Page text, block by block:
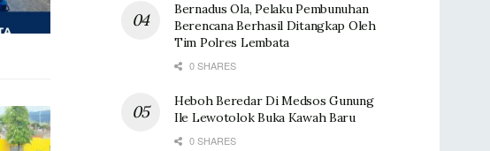
Bernadus Ola, Pelaku Pembunuhan
Berencana Berhasil Ditangkap Oleh
Tim Polres Lembata
0 SHARES
Heboh Beredar Di Medsos Gunung
Ile Lewotolok Buka Kawah Baru
0 SHARES